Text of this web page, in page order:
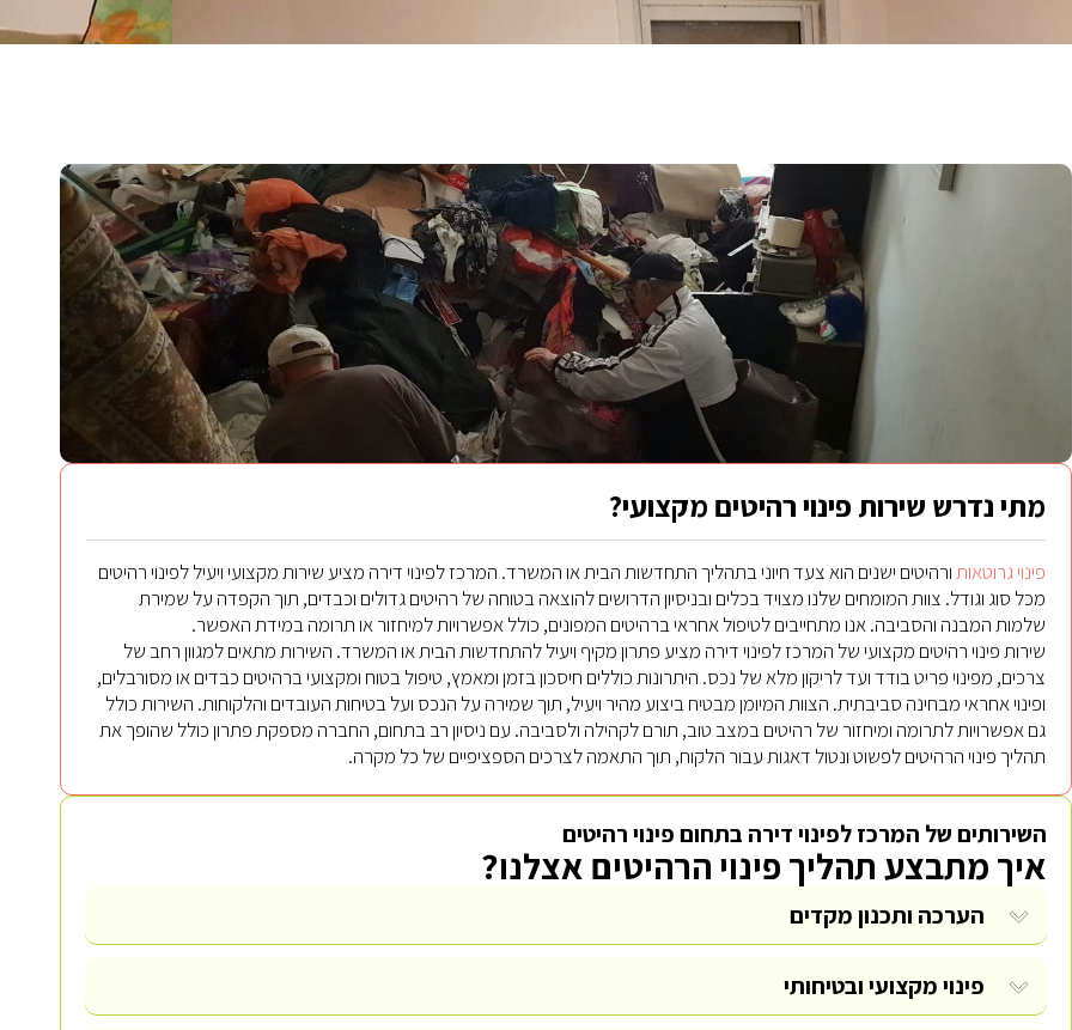
מתי נדרש שירות פינוי רהיטים מקצועי?
פינוי גרוטאותורהיטים ישנים הוא צעד חיוני בתהליך התחדשות הבית או המשרד. המרכז לפינוי דירה מציע שירות מקצועי ויעיל לפינוי רהיטים
מכל סוג וגודל. צוות המומחים שלנו מצויד בכלים ובניסיון הדרושים להוצאה בטוחה של רהיטים גדולים וכבדים, תוך הקפדה על שמירת
שלמות המבנה והסביבה. אנו מתחייבים לטיפול אחראי ברהיטים המפונים, כולל אפשרויות למיחזור או תרומה במידת האפשר.
שירות פינוי רהיטים מקצועי של המרכז לפינוי דירה מציע פתרון מקיף ויעיל להתחדשות הבית או המשרד. השירות מתאים למגוון רחב של
צרכים, מפינוי פריט בודד ועד לריקון מלא של נכס. היתרונות כוללים חיסכון בזמן ומאמץ, טיפול בטוח ומקצועי ברהיטים כבדים או מסורבלים,
ופינוי אחראי מבחינה סביבתית. הצוות המיומן מבטיח ביצוע מהיר ויעיל, תוך שמירה על הנכס ועל בטיחות העובדים והלקוחות. השירות כולל
גם אפשרויות לתרומה ומיחזור של רהיטים במצב טוב, תורם לקהילה ולסביבה. עם ניסיון רב בתחום, החברה מספקת פתרון כולל שהופך את
תהליך פינוי הרהיטים לפשוט ונטול דאגות עבור הלקוח, תוך התאמה לצרכים הספציפיים של כל מקרה.
השירותים של המרכז לפינוי דירה בתחום פינוי רהיטים
איך מתבצע תהליך פינוי הרהיטים אצלנו?
הערכה ותכנון מקדים
פינוי מקצועי ובטיחותי